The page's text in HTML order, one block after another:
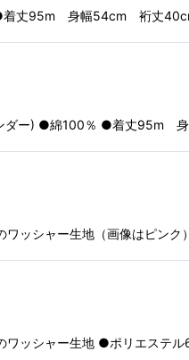
着丈95m 身幅54cm 裄丈
ンダー) ●綿100％ ●着丈
ワッシャー生地（画像は
のワッシャー生地 ●ポリエ